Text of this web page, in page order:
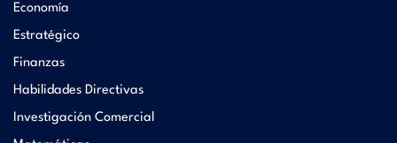
Economía
Estratégico
Finanzas
Habilidades Directivas
Investigación Comercial